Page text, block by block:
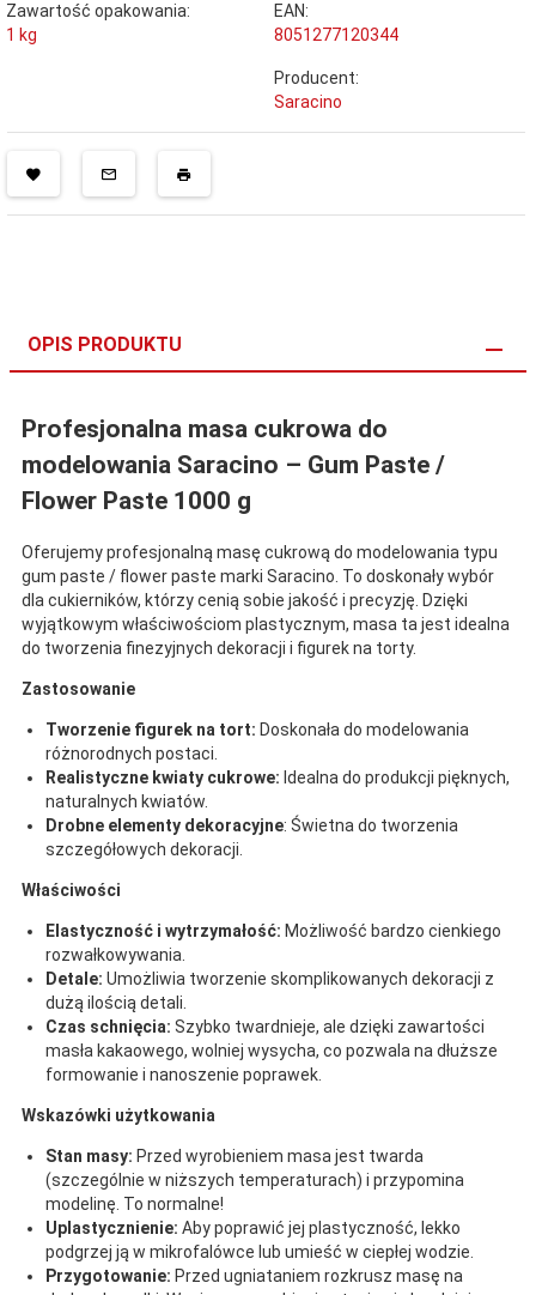
Zawartość opakowania:
1 kg
EAN:
8051277120344
Producent:
Saracino
OPIS PRODUKTU
Profesjonalna masa cukrowa do
modelowania Saracino – Gum Paste /
Flower Paste 1000 g
Oferujemy profesjonalną masę cukrową do modelowania typu
gum paste / flower paste marki Saracino. To doskonały wybór
dla cukierników, którzy cenią sobie jakość i precyzję. Dzięki
wyjątkowym właściwościom plastycznym, masa ta jest idealna
do tworzenia finezyjnych dekoracji i figurek na torty.
Zastosowanie
Tworzenie figurek na tort: Doskonała do modelowania
różnorodnych postaci.
Realistyczne kwiaty cukrowe: Idealna do produkcji pięknych,
naturalnych kwiatów.
Drobne elementy dekoracyjne: Świetna do tworzenia
szczegółowych dekoracji.
Właściwości
Elastyczność i wytrzymałość: Możliwość bardzo cienkiego
rozwałkowywania.
Detale: Umożliwia tworzenie skomplikowanych dekoracji z
dużą ilością detali.
Czas schnięcia: Szybko twardnieje, ale dzięki zawartości
masła kakaowego, wolniej wysycha, co pozwala na dłuższe
formowanie i nanoszenie poprawek.
Wskazówki użytkowania
Stan masy: Przed wyrobieniem masa jest twarda
(szczególnie w niższych temperaturach) i przypomina
modelinę. To normalne!
Uplastycznienie: Aby poprawić jej plastyczność, lekko
podgrzej ją w mikrofalówce lub umieść w ciepłej wodzie.
Przygotowanie: Przed ugniataniem rozkrusz masę na